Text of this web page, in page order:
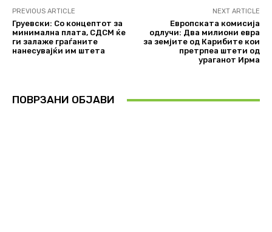
PREVIOUS ARTICLE
Груевски: Со концептот за
минимална плата, СДСМ ќе
ги залаже граѓаните
нанесувајќи им штета
NEXT ARTICLE
Европската комисија
одлучи: Два милиони евра
за земјите од Карибите кои
претрпеа штети од
ураганот Ирма
ПОВРЗАНИ ОБЈАВИ